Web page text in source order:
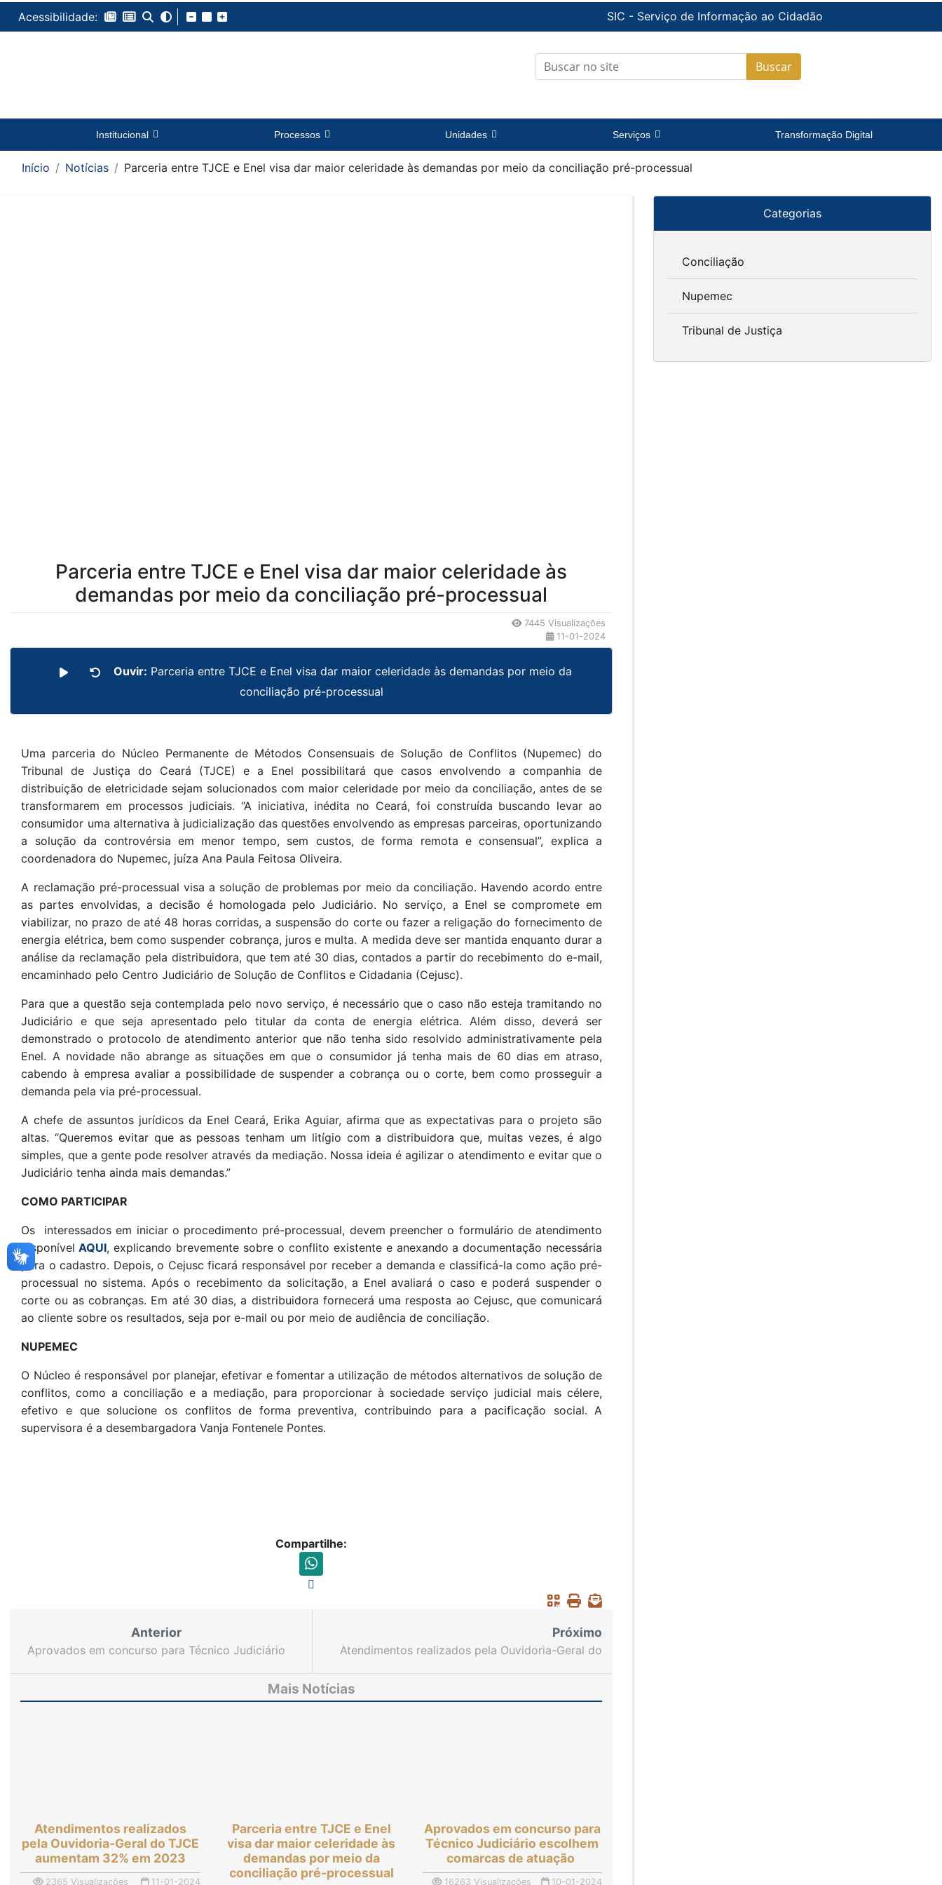
Acessibilidade: SIC - Serviço de Informação ao Cidadão
Buscar
Institucional Processos Unidades Serviços Transformação Digital
Início Notícias Parceria entre TJCE e Enel visa dar maior celeridade às demandas por meio da conciliação pré-processual
Parceria entre TJCE e Enel visa dar maior celeridade às
demandas por meio da conciliação pré-processual
7445 Visualizações
11-01-2024
Ouvir: Parceria entre TJCE e Enel visa dar maior celeridade às demandas por meio da
conciliação pré-processual
Uma parceria do Núcleo Permanente de Métodos Consensuais de Solução de Conflitos (Nupemec) do
Tribunal de Justiça do Ceará (TJCE) e a Enel possibilitará que casos envolvendo a companhia de
distribuição de eletricidade sejam solucionados com maior celeridade por meio da conciliação, antes de se
transformarem em processos judiciais. “A iniciativa, inédita no Ceará, foi construída buscando levar ao
consumidor uma alternativa à judicialização das questões envolvendo as empresas parceiras, oportunizando
a solução da controvérsia em menor tempo, sem custos, de forma remota e consensual”, explica a
coordenadora do Nupemec, juíza Ana Paula Feitosa Oliveira.
A reclamação pré-processual visa a solução de problemas por meio da conciliação. Havendo acordo entre
as partes envolvidas, a decisão é homologada pelo Judiciário. No serviço, a Enel se compromete em
viabilizar, no prazo de até 48 horas corridas, a suspensão do corte ou fazer a religação do fornecimento de
energia elétrica, bem como suspender cobrança, juros e multa. A medida deve ser mantida enquanto durar a
análise da reclamação pela distribuidora, que tem até 30 dias, contados a partir do recebimento do e-mail,
encaminhado pelo Centro Judiciário de Solução de Conflitos e Cidadania (Cejusc).
Para que a questão seja contemplada pelo novo serviço, é necessário que o caso não esteja tramitando no
Judiciário e que seja apresentado pelo titular da conta de energia elétrica. Além disso, deverá ser
demonstrado o protocolo de atendimento anterior que não tenha sido resolvido administrativamente pela
Enel. A novidade não abrange as situações em que o consumidor já tenha mais de 60 dias em atraso,
cabendo à empresa avaliar a possibilidade de suspender a cobrança ou o corte, bem como prosseguir a
demanda pela via pré-processual.
A chefe de assuntos jurídicos da Enel Ceará, Erika Aguiar, afirma que as expectativas para o projeto são
altas. “Queremos evitar que as pessoas tenham um litígio com a distribuidora que, muitas vezes, é algo
simples, que a gente pode resolver através da mediação. Nossa ideia é agilizar o atendimento e evitar que o
Judiciário tenha ainda mais demandas.”
COMO PARTICIPAR
Os interessados em iniciar o procedimento pré-processual, devem preencher o formulário de atendimento
disponível AQUI, explicando brevemente sobre o conflito existente e anexando a documentação necessária
para o cadastro. Depois, o Cejusc ficará responsável por receber a demanda e classificá-la como ação pré-
processual no sistema. Após o recebimento da solicitação, a Enel avaliará o caso e poderá suspender o
corte ou as cobranças. Em até 30 dias, a distribuidora fornecerá uma resposta ao Cejusc, que comunicará
ao cliente sobre os resultados, seja por e-mail ou por meio de audiência de conciliação.
NUPEMEC
O Núcleo é responsável por planejar, efetivar e fomentar a utilização de métodos alternativos de solução de
conflitos, como a conciliação e a mediação, para proporcionar à sociedade serviço judicial mais célere,
efetivo e que solucione os conflitos de forma preventiva, contribuindo para a pacificação social. A
supervisora é a desembargadora Vanja Fontenele Pontes.
Compartilhe:
Anterior
Aprovados em concurso para Técnico Judiciário
Próximo
Atendimentos realizados pela Ouvidoria-Geral do
Mais Notícias
Atendimentos realizados
pela Ouvidoria-Geral do TJCE
aumentam 32% em 2023
2365 Visualizações 11-01-2024
Parceria entre TJCE e Enel
visa dar maior celeridade às
demandas por meio da
conciliação pré-processual
Aprovados em concurso para
Técnico Judiciário escolhem
comarcas de atuação
16263 Visualizações 10-01-2024
Categorias
Conciliação
Nupemec
Tribunal de Justiça